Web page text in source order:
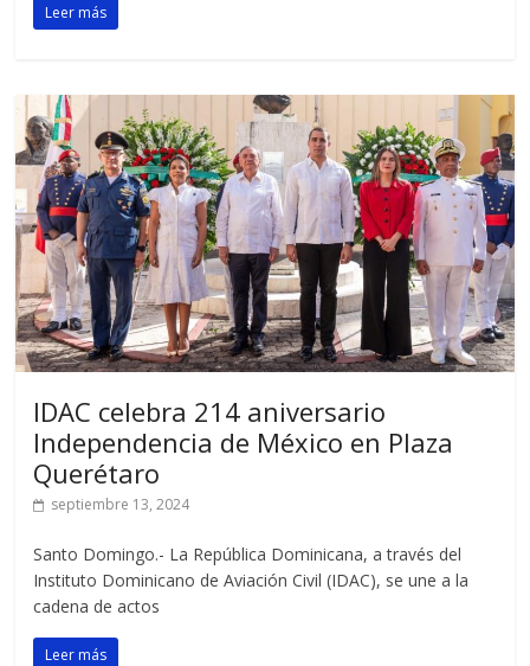
Leer más
IDAC celebra 214 aniversario
Independencia de México en Plaza
Querétaro
septiembre 13, 2024
Santo Domingo.- La República Dominicana, a través del
Instituto Dominicano de Aviación Civil (IDAC), se une a la
cadena de actos
Leer más